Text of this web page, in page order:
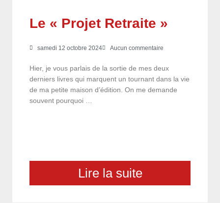
Le « Projet Retraite »
samedi 12 octobre 2024 Aucun commentaire
Hier, je vous parlais de la sortie de mes deux
derniers livres qui marquent un tournant dans la vie
de ma petite maison d’édition. On me demande
souvent pourquoi …
Lire la suite